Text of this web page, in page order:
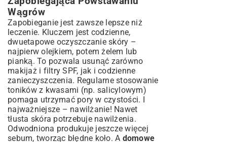
Wągrów
Zapobieganie jest zawsze lepsze niż
leczenie. Kluczem jest codzienne,
dwuetapowe oczyszczanie skóry –
najpierw olejkiem, potem żelem lub
pianką. To pozwala usunąć zarówno
makijaż i filtry SPF, jak i codzienne
zanieczyszczenia. Regularne stosowanie
toników z kwasami (np. salicylowym)
pomaga utrzymać pory w czystości. I
najważniejsze – nawilżanie! Nawet
tłusta skóra potrzebuje nawilżenia.
Odwodniona produkuje jeszcze więcej
sebum, tworząc błędne koło. A domowe